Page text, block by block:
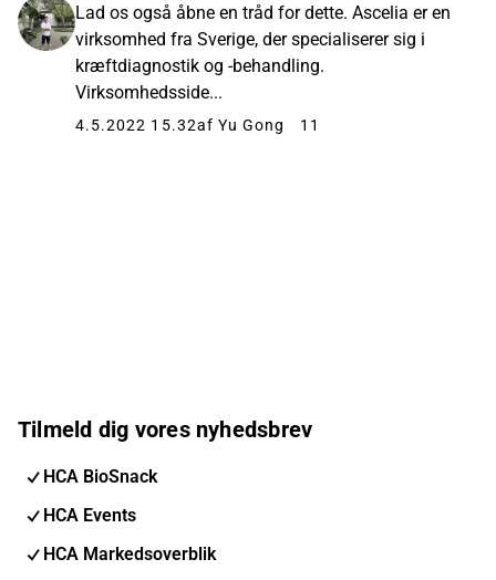
Lad os også åbne en tråd for dette. Ascelia er en
virksomhed fra Sverige, der specialiserer sig i
kræftdiagnostik og -behandling.
Virksomhedsside...
4.5.2022 15.32af Yu Gong 11
Tilmeld dig vores nyhedsbrev
HCA BioSnack
HCA Events
HCA Markedsoverblik